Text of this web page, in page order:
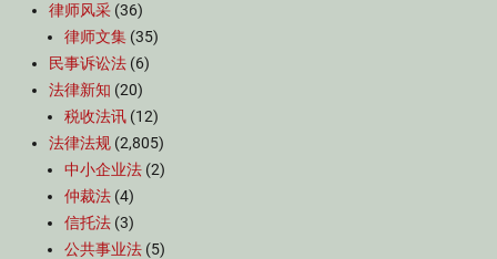
律师风采 (36)
律师文集 (35)
民事诉讼法 (6)
法律新知 (20)
税收法讯 (12)
法律法规 (2,805)
中小企业法 (2)
仲裁法 (4)
信托法 (3)
公共事业法 (5)